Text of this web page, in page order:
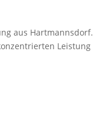
aus Hartmannsdorf.
Leistung